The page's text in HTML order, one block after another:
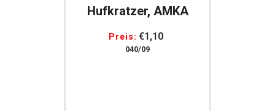
Hufkratzer, AMKA
Preis: €1,10
040/09